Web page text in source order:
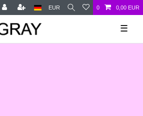
EUR 0 0,00 EUR
☰